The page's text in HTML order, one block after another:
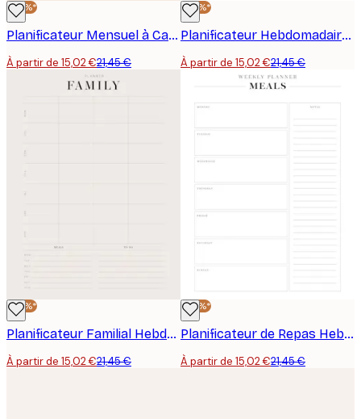
-30%*
Planificateur Mensuel à Carreaux Poster
À partir de 15,02 €21,45 €
-30%*
Planificateur Hebdomadaire Poster
À partir de 15,02 €21,45 €
-30%*
Planificateur Familial Hebdomadaire Poster
À partir de 15,02 €21,45 €
-30%*
Planificateur de Repas Hebdomadaire Poster
À partir de 15,02 €21,45 €